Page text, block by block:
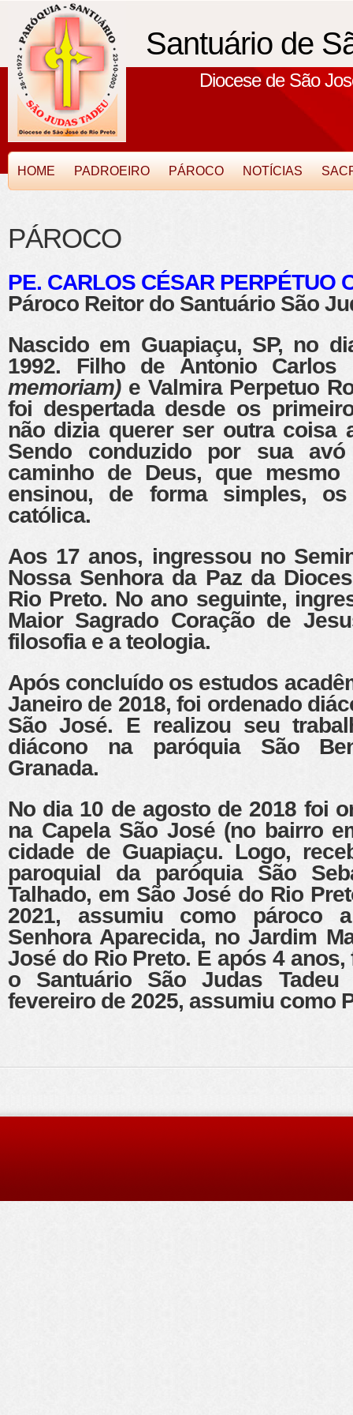
Santuário de
Diocese de São
HOME PADROEIRO PÁROCO NOTÍCIAS
PÁROCO
PE. CARLOS CÉSAR PERPÉTUO
Pároco Reitor do Santuário São
Nascido em Guapiaçu, SP, no
1992. Filho de Antonio Carlos
memoriam)e Valmira Perpetuo
foi despertada desde os
não dizia querer ser outra coisa
Sendo conduzido por sua
caminho de Deus, que mesmo
ensinou, de forma simples,
católica.
Aos 17 anos, ingressou no
Nossa Senhora da Paz da
Rio Preto. No ano seguinte,
Maior Sagrado Coração de
filosofia e a teologia.
Após concluído os estudos
Janeiro de 2018, foi ordenado
São José. E realizou seu
diácono na paróquia São
Granada.
No dia 10 de agosto de 2018 foi
na Capela São José (no bairro
cidade de Guapiaçu. Logo,
paroquial da paróquia São
Talhado, em São José do Rio
2021, assumiu como pároco
Senhora Aparecida, no Jardim
José do Rio Preto. E após 4
o Santuário São Judas
fevereiro de 2025, assumiu como